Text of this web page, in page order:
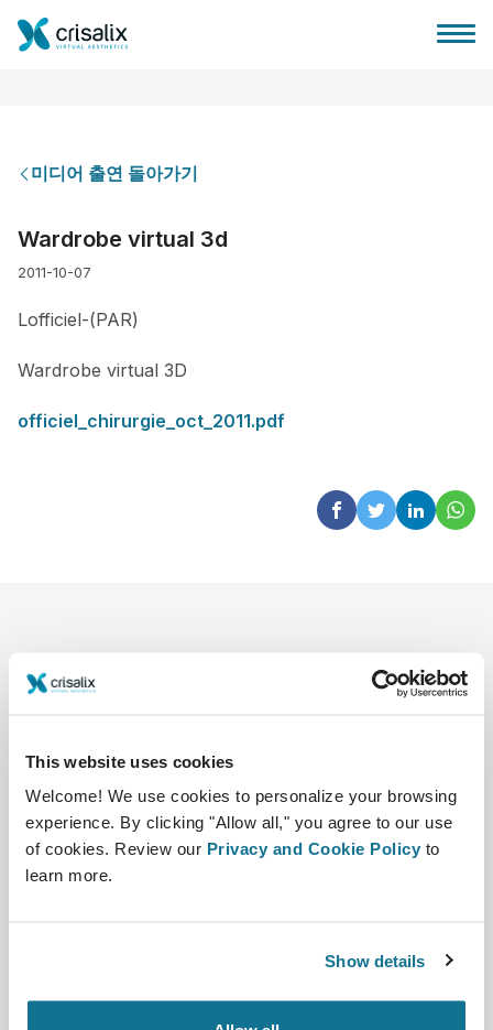
This website uses cookies
Welcome! We use cookies to personalize your browsing
experience. By clicking "Allow all," you agree to our use
of cookies. Review our Privacy and Cookie Policy to
learn more.
Show details
환자 후기
미디어 출연 돌아가기
Wardrobe virtual 3d
2011-10-07
Lofficiel-(PAR)
Wardrobe virtual 3D
officiel_chirurgie_oct_2011.pdf
회사
회사 소개
커리어
행사
성형외과의사
성형외과의사 홈